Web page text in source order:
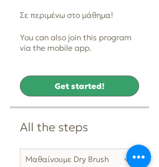
Σε περιμένω στο μάθημα!
You can also join this program
via the mobile app.
Get started!
All the steps
Μαθαίνουμε Dry Brush